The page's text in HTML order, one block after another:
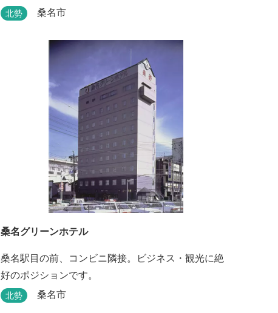
北勢 桑名市
桑名グリーンホテル
桑名駅目の前、コンビニ隣接。ビジネス・観光に絶
好のポジションです。
北勢 桑名市